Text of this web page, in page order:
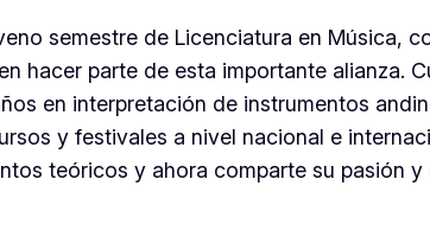
semestre de Licenciatura en Música,
hacer parte de esta importante alianza.
en interpretación de instrumentos
y festivales a nivel nacional e
teóricos y ahora comparte su pasión